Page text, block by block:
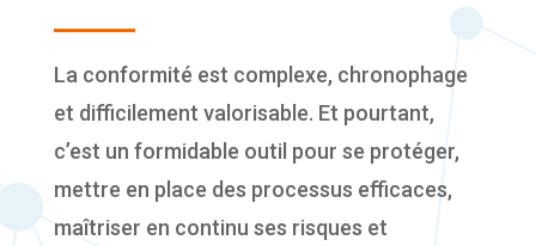
La conformité est complexe, chronophage
et difficilement valorisable. Et pourtant,
c’est un formidable outil pour se protéger,
mettre en place des processus efficaces,
maîtriser en continu ses risques et